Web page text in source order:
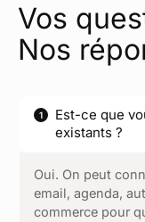
Vos
Nos
Est-ce que
existants ?
Oui. On peut
email, agenda,
commerce pour